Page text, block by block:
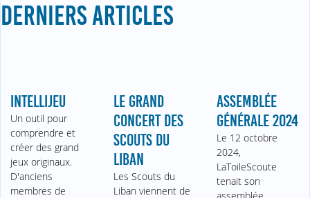
DERNIERS ARTICLES
INTELLIJEU
Un outil pour
comprendre et
créer des grand
jeux originaux.
D'anciens
membres de
LE GRAND
CONCERT DES
SCOUTS DU
LIBAN
Les Scouts du
Liban viennent de
ASSEMBLÉE
GÉNÉRALE 2024
Le 12 octobre
2024,
LaToileScoute
tenait son